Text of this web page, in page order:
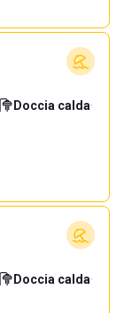
Doccia calda·
Doccia calda·